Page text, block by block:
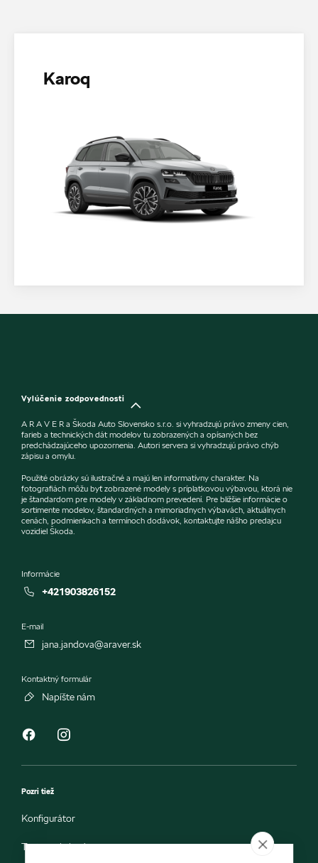
Karoq
Vylúčenie zodpovednosti
A R A V E R a Škoda Auto Slovensko s.r.o. si vyhradzujú právo zmeny cien,
farieb a technických dát modelov tu zobrazených a opísaných bez
predchádzajúceho upozornenia. Autori servera si vyhradzujú právo chýb
zápisu a omylu.
Použité obrázky sú ilustračné a majú len informatívny charakter. Na
fotografiách môžu byť zobrazené modely s príplatkovou výbavou, ktorá nie
je štandardom pre modely v základnom prevedení. Pre bližšie informácie o
sortimente modelov, štandardných a mimoriadnych výbavách, aktuálnych
cenách, podmienkach a termínoch dodávok, kontaktujte nášho predajcu
vozidiel Škoda.
Informácie
+421903826152
E-mail
jana.jandova@araver.sk
Kontaktný formulár
Napíšte nám
Pozri tiež
Konfigurátor
Testovacia jazda